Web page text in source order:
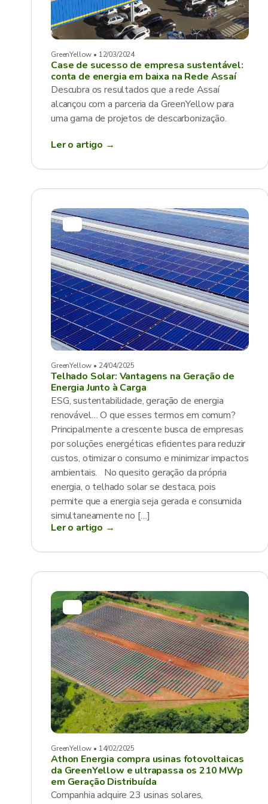
GreenYellow • 12/03/2024
Case de sucesso de empresa sustentável:
conta de energia em baixa na Rede Assaí
Descubra os resultados que a rede Assaí
alcançou com a parceria da GreenYellow para
uma gama de projetos de descarbonização.
Ler o artigo →
GreenYellow • 24/04/2025
Telhado Solar: Vantagens na Geração de
Energia Junto à Carga
ESG, sustentabilidade, geração de energia
renovável… O que esses termos em comum?
Principalmente a crescente busca de empresas
por soluções energéticas eficientes para reduzir
custos, otimizar o consumo e minimizar impactos
ambientais. No quesito geração da própria
energia, o telhado solar se destaca, pois
permite que a energia seja gerada e consumida
simultaneamente no […]
Ler o artigo →
GreenYellow • 14/02/2025
Athon Energia compra usinas fotovoltaicas
da GreenYellow e ultrapassa os 210 MWp
em Geração Distribuída
Companhia adquire 23 usinas solares,